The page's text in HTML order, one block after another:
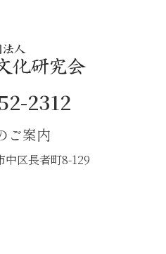
2312
ご案内
中区長者町8-129